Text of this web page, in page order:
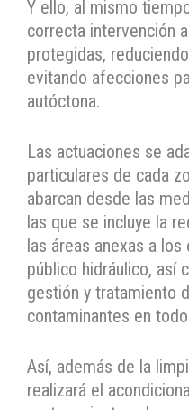
Y ello, al mismo
correcta intervención
protegidas,
evitando afecciones
autóctona.
Las actuaciones se
particulares de cada
abarcan desde las
las que se incluye la
las áreas anexas a
público hidráulico, así
gestión y tratamiento
contaminantes en
Así, además de la
realizará el